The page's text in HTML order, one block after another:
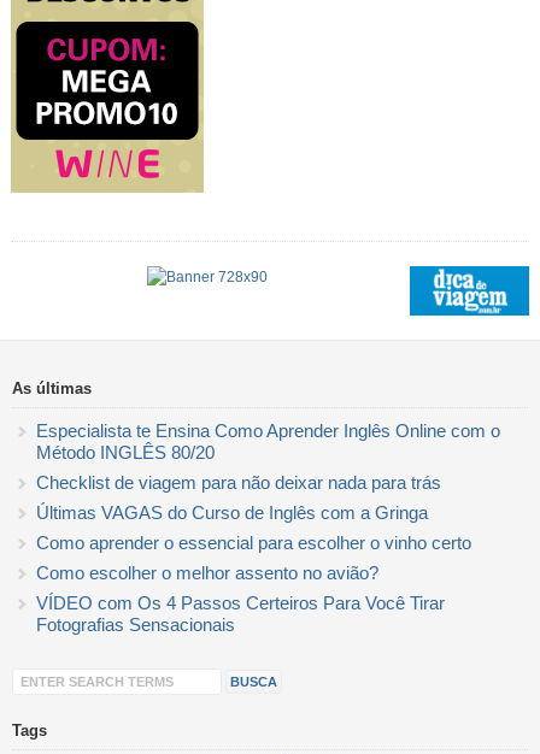
As últimas
Especialista te Ensina Como Aprender Inglês Online com o
Método INGLÊS 80/20
Checklist de viagem para não deixar nada para trás
Últimas VAGAS do Curso de Inglês com a Gringa
Como aprender o essencial para escolher o vinho certo
Como escolher o melhor assento no avião?
VÍDEO com Os 4 Passos Certeiros Para Você Tirar
Fotografias Sensacionais
Tags